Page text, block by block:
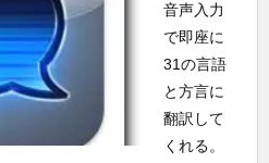
音声入力
で即座に
31の言語
と方言に
翻訳して
くれる。